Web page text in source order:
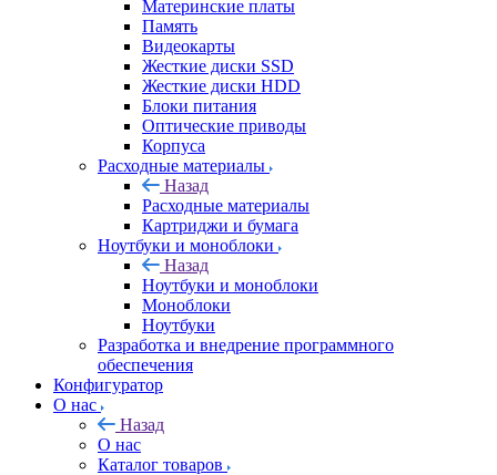
Материнские платы
Память
Видеокарты
Жесткие диски SSD
Жесткие диски HDD
Блоки питания
Оптические приводы
Корпуса
Расходные материалы
Назад
Расходные материалы
Картриджи и бумага
Ноутбуки и моноблоки
Назад
Ноутбуки и моноблоки
Моноблоки
Ноутбуки
Разработка и внедрение программного
обеспечения
Конфигуратор
О нас
Назад
О нас
Каталог товаров